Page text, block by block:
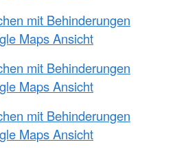
mit Behinderungen
Maps Ansicht
mit Behinderungen
Maps Ansicht
mit Behinderungen
Maps Ansicht